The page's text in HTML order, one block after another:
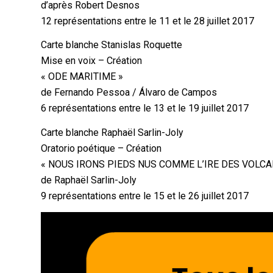
d’après Robert Desnos
12 représentations entre le 11 et le 28 juillet 2017
Carte blanche Stanislas Roquette
Mise en voix – Création
« ODE MARITIME »
de Fernando Pessoa / Álvaro de Campos
6 représentations entre le 13 et le 19 juillet 2017
Carte blanche Raphaël Sarlin-Joly
Oratorio poétique – Création
« NOUS IRONS PIEDS NUS COMME L’IRE DES
de Raphaël Sarlin-Joly
9 représentations entre le 15 et le 26 juillet 2017